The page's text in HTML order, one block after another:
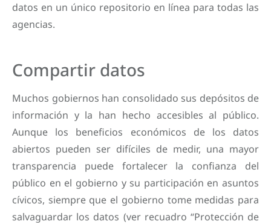
datos en un único repositorio en línea para todas las
agencias.
Compartir datos
Muchos gobiernos han consolidado sus depósitos de
información y la han hecho accesibles al público.
Aunque los beneficios económicos de los datos
abiertos pueden ser difíciles de medir, una mayor
transparencia puede fortalecer la confianza del
público en el gobierno y su participación en asuntos
cívicos, siempre que el gobierno tome medidas para
salvaguardar los datos (ver recuadro “Protección de